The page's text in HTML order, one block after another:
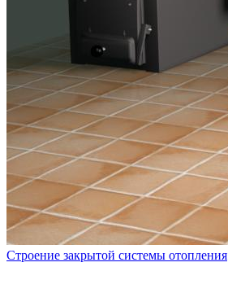
Строение закрытой системы отопления